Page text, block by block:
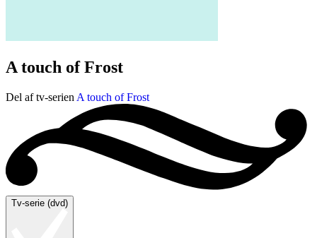
A touch of Frost
Del af tv-serien A touch of Frost
Tv-serie (dvd)